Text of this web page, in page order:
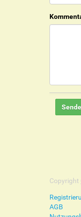
Copyright
AGB